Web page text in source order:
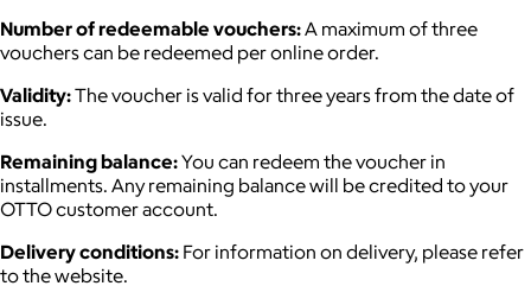
Number of redeemable vouchers:A maximum of three
vouchers can be redeemed per online order.
Validity:The voucher is valid for three years from the date of
issue.
Remaining balance:You can redeem the voucher in
installments. Any remaining balance will be credited to your
OTTO customer account.
Delivery conditions: For information on delivery, please refer
to the website.